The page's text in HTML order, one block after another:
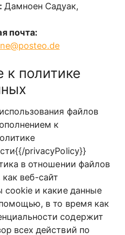
Дамноен Садуак,
почта:
к политике
файлов
к
privacyPolicy}}
в отношении файлов
веб-сайт
cookie и какие данные
в то время как
содержит
всех действий по